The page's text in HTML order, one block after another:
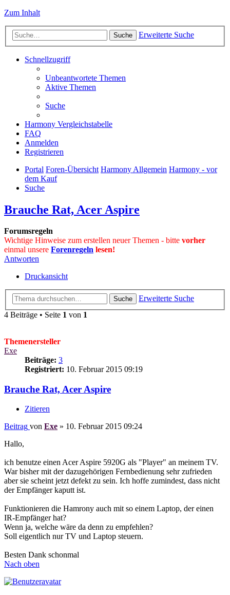
Zum Inhalt
Suche Erweiterte Suche
Schnellzugriff
Unbeantwortete Themen
Aktive Themen
Suche
Harmony Vergleichstabelle
FAQ
Anmelden
Registrieren
Portal Foren-Übersicht Harmony Allgemein Harmony - vor
dem Kauf
Suche
Brauche Rat, Acer Aspire
Forumsregeln
Wichtige Hinweise zum erstellen neuer Themen - bitte vorher
einmal unsere Forenregeln lesen!
Antworten
Druckansicht
Suche
Erweiterte Suche
4 Beiträge • Seite 1 von 1
Themenersteller
Exe
Beiträge: 3
Registriert: 10. Februar 2015 09:19
Brauche Rat, Acer Aspire
Zitieren
Beitrag von Exe » 10. Februar 2015 09:24
Hallo,
ich benutze einen Acer Aspire 5920G als "Player" an meinem TV.
War bisher mit der dazugehörigen Fernbedienung sehr zufrieden
aber sie scheint jetzt defekt zu sein. Ich hoffe zumindest, dass nicht
der Empfänger kaputt ist.
Funktionieren die Hamrony auch mit so einem Laptop, der einen
IR-Empfänger hat?
Wenn ja, welche wäre da denn zu empfehlen?
Soll eigentlich nur TV und Laptop steuern.
Besten Dank schonmal
Nach oben